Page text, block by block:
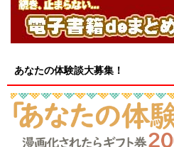
あなたの体験談大募集！